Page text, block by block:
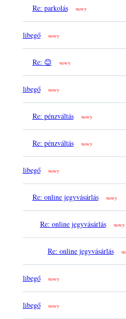
Re: parkolás nowy
libegő nowy
Re: 😊 nowy
libegő nowy
Re: pénzváltás nowy
Re: pénzváltás nowy
libegő nowy
Re: online jegyvásárlás nowy
Re: online jegyvásárlás nowy
Re: online jegyvásárlás
libegő nowy
libegő nowy